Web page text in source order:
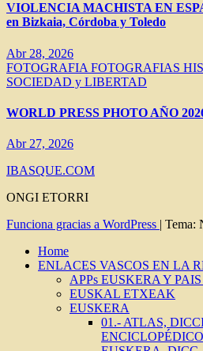
VIOLENCIA MACHISTA EN
en Bizkaia, Córdoba y Toledo
Abr 28, 2026
FOTOGRAFIA FOTOGRAFIAS
SOCIEDAD y LIBERTAD
WORLD PRESS PHOTO AÑO
Abr 27, 2026
IBASQUE.COM
ONGI ETORRI
Funciona gracias a WordPress | Tema:
Home
ENLACES VASCOS EN LA
APPs EUSKERA Y
EUSKAL ETXEAK
EUSKERA
01.- ATLAS,